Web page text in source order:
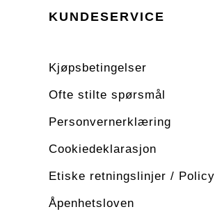
KUNDESERVICE
Kjøpsbetingelser
Ofte stilte spørsmål
Personvernerklæring
Cookiedeklarasjon
Etiske retningslinjer / Policy
Åpenhetsloven